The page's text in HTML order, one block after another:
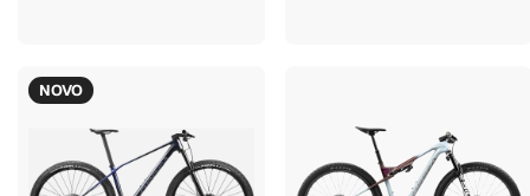
NOVO